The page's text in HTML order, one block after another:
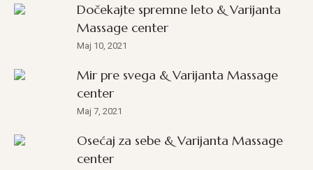
Dočekajte spremne leto & Varijanta
Massage center
Maj 10, 2021
Mir pre svega & Varijanta Massage
center
Maj 7, 2021
Osećaj za sebe & Varijanta Massage
center